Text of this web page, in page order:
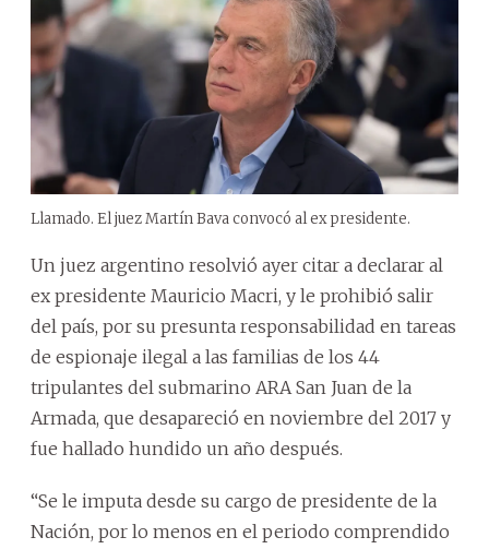
Llamado. El juez Martín Bava convocó al ex presidente.
Un juez argentino resolvió ayer citar a declarar al
ex presidente Mauricio Macri, y le prohibió salir
del país, por su presunta responsabilidad en tareas
de espionaje ilegal a las familias de los 44
tripulantes del submarino ARA San Juan de la
Armada, que desapareció en noviembre del 2017 y
fue hallado hundido un año después.
“Se le imputa desde su cargo de presidente de la
Nación, por lo menos en el periodo comprendido